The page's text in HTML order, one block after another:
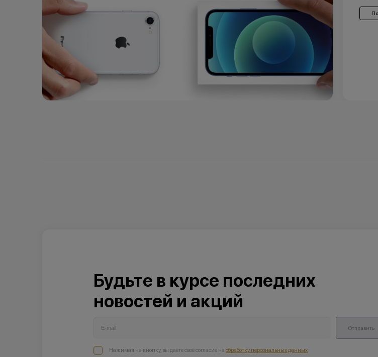
Будьте в курсе последних
новостей и акций
Отправить
Нажимая на кнопку, вы даёте своё согласие наобработку персональных данных